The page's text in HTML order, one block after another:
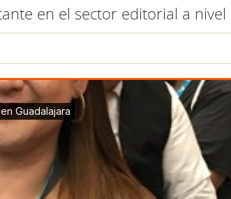
en el sector editorial a nivel